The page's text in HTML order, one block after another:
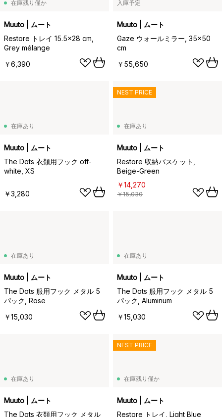
在庫残り僅か
Muuto | ムート
Restore トレイ 15.5x28 cm,
Grey mélange
￥6,390
入庫予定
Muuto | ムート
Gaze ウォールミラー, 35x50
cm
￥55,650
在庫あり
Muuto | ムート
The Dots 衣類用フック off-
white, XS
￥3,280
在庫あり
Muuto | ムート
Restore 収納バスケット,
Beige-Green
￥14,270
￥15,030
NEST PRICE
在庫あり
Muuto | ムート
The Dots 服用フック メタル 5
パック, Rose
￥15,030
在庫あり
Muuto | ムート
The Dots 服用フック メタル 5
パック, Aluminum
￥15,030
在庫あり
Muuto | ムート
The Dots 衣類用フック メタル
在庫残り僅か
Muuto | ムート
Restore トレイ, Light Blue
NEST PRICE